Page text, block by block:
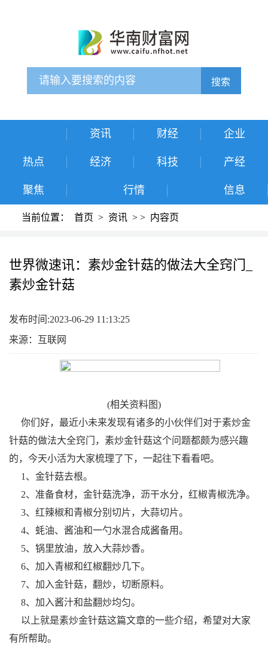
搜索
资讯 财经 企业
热点 经济 科技 产经
聚焦 行情 信息
当前位置： 首页 > 资讯 > > 内容页
世界微速讯：素炒金针菇的做法大全窍门_
素炒金针菇
发布时间:2023-06-29 11:13:25
来源：互联网
(相关资料图)
你们好，最近小未来发现有诸多的小伙伴们对于素炒金
针菇的做法大全窍门，素炒金针菇这个问题都颇为感兴趣
的，今天小活为大家梳理了下，一起往下看看吧。
1、金针菇去根。
2、准备食材，金针菇洗净，沥干水分，红椒青椒洗净。
3、红辣椒和青椒分别切片，大蒜切片。
4、蚝油、酱油和一勺水混合成酱备用。
5、锅里放油，放入大蒜炒香。
6、加入青椒和红椒翻炒几下。
7、加入金针菇，翻炒，切断原料。
8、加入酱汁和盐翻炒均匀。
以上就是素炒金针菇这篇文章的一些介绍，希望对大家
有所帮助。